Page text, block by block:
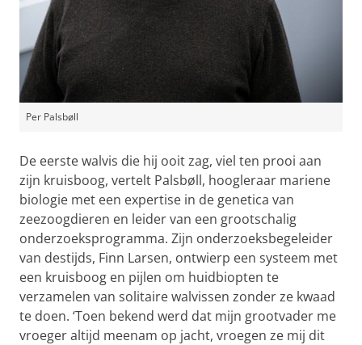
Per Palsbøll
De eerste walvis die hij ooit zag, viel ten prooi aan
zijn kruisboog, vertelt Palsbøll, hoogleraar mariene
biologie met een expertise in de genetica van
zeezoogdieren en leider van een grootschalig
onderzoeksprogramma. Zijn onderzoeksbegeleider
van destijds, Finn Larsen, ontwierp een systeem met
een kruisboog en pijlen om huidbiopten te
verzamelen van solitaire walvissen zonder ze kwaad
te doen. ‘Toen bekend werd dat mijn grootvader me
vroeger altijd meenam op jacht, vroegen ze mij dit